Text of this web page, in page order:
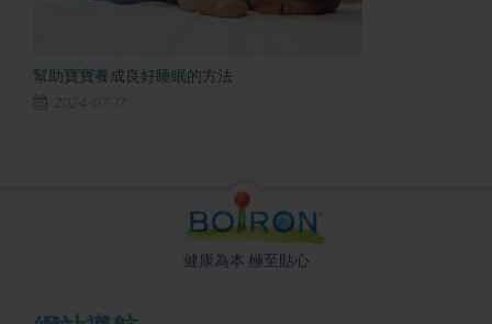
幫助寶寶養成良好睡眠的方法
健康為本 極至貼心